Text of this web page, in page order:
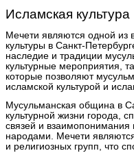
Исламская
Мечети являются одной из
культуры в Санкт-
наследие и традиции
культурные мероприятия,
которые позволяют
исламской культурой и
Мусульманская община в
культурной жизни города,
связей и
народами. Мечети
и религиозных групп, что